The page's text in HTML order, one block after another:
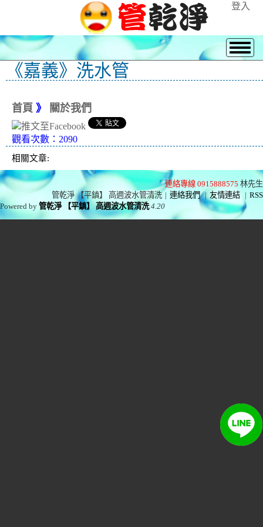
登入
《嘉義》洗水管
首頁 》 關於我們
觀看次數：2090
相關文章:
連絡專線 0915888575 林先生
管乾淨 【平鎮】 高週波水管清洗 | 連絡我們 | 友情連結 | RSS
Powered by管乾淨 【平鎮】 高週波水管清洗 4.20